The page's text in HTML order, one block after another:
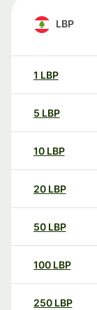
LBP
1 LBP
5 LBP
10 LBP
20 LBP
50 LBP
100 LBP
250 LBP